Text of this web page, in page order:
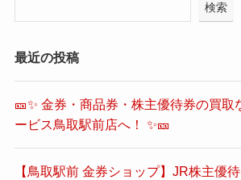
検索
最近の投稿
🎫✨ 金券・商品券・株主優待券の買取
ービス鳥取駅前店へ！ ✨🎫
【鳥取駅前 金券ショップ】JR株主優